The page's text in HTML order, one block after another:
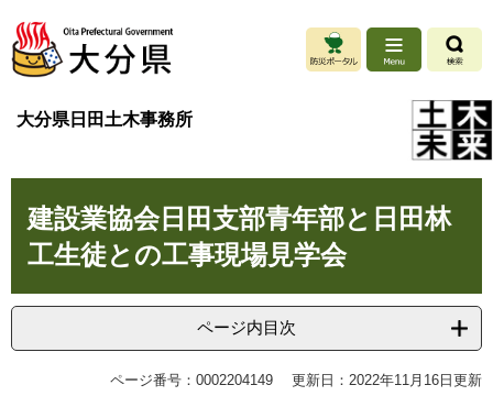
ジ
ュ
大分県日田土木事務所
建設業協会日田支部青年部と日田林
工生徒との工事現場見学会
ページ内目次
ページ番号：0002204149 更新日：2022年11月16日更新